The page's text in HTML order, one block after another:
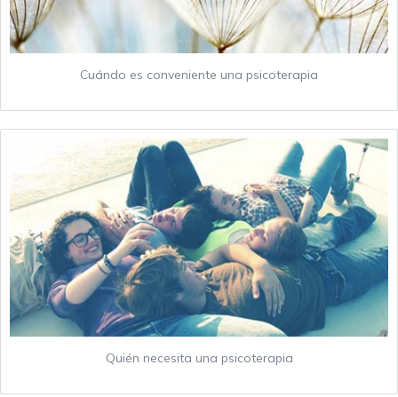
Cuándo es conveniente una psicoterapia
Quién necesita una psicoterapia